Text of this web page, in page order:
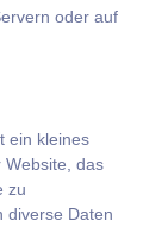
oder auf
ein kleines
Website, das
zu
diverse Daten